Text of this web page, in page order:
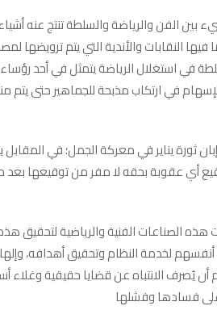
بين الفن والرياضة والسلطة تنتج عنه
النقابات والأندية التي يتم ترويضها
في استغلال الرياضة يتمثل في أحد
في ارتكاب مذبحة للجماهير حتى يتم
ثورة يناير في معركة الجمل؛ في المقابل
أي عقوبة بحقه لا مفر من توقيعها
الصناعات الفنية والرياضية لتحقيق
أنفسهم لخدمة النظام وتحقيق أهدافه،
يُصرف الانتباه عن قضايا حقيقية وغلاء
فسادها وفشلها